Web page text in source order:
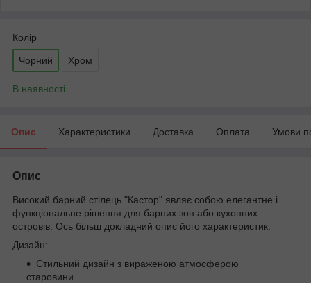
Колір
Чорний Хром
В наявності
Опис Характеристики Доставка Оплата Умови
Опис
Високий барний стілець "Кастор" являє собою елегантне і
функціональне рішення для барних зон або кухонних
островів. Ось більш докладний опис його характеристик:
Дизайн:
Стильний дизайн з вираженою атмосферою
старовини.